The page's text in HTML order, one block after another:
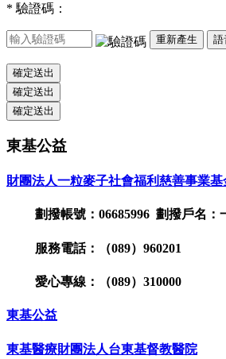
* 驗證碼：
重新產生 語
確定送出
確定送出
確定送出
東基公益
財團法人一粒麥子社會福利慈善事業基
劃撥帳號：06685996 劃撥戶名：
服務電話：（089）960201
愛心專線：（089）310000
東基公益
東基醫療財團法人台東基督教醫院